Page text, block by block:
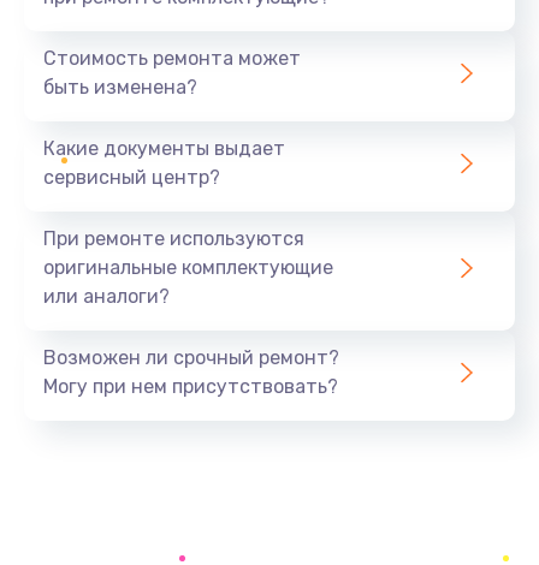
1440 руб.
Ремонт южного моста
Замена батарейки BIOS
Заказать
Ремонт цепи питания
Стоимость ремонта может
быть изменена?
Какие документы выдает
сервисный центр?
При ремонте используются
оригинальные комплектующие
или аналоги?
Возможен ли срочный ремонт?
Могу при нем присутствовать?